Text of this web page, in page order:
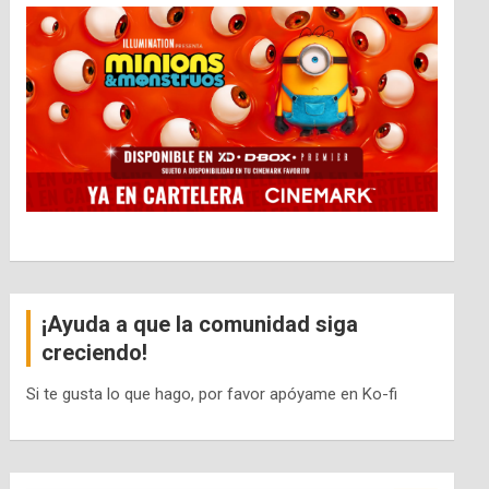
¡Ayuda a que la comunidad siga
creciendo!
Si te gusta lo que hago, por favor apóyame en Ko-fi